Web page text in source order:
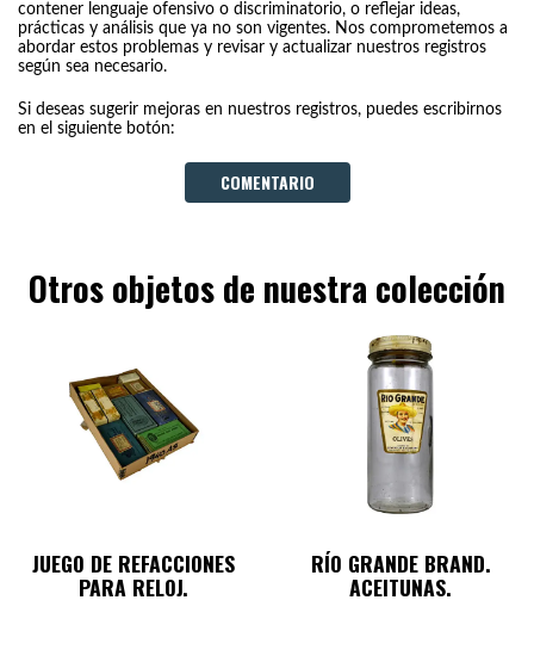
contener lenguaje ofensivo o discriminatorio, o reflejar ideas,
prácticas y análisis que ya no son vigentes. Nos comprometemos a
abordar estos problemas y revisar y actualizar nuestros registros
según sea necesario.
Si deseas sugerir mejoras en nuestros registros, puedes escribirnos
en el siguiente botón:
COMENTARIO
Otros objetos de nuestra colección
JUEGO DE REFACCIONES
PARA RELOJ.
RÍO GRANDE BRAND.
ACEITUNAS.